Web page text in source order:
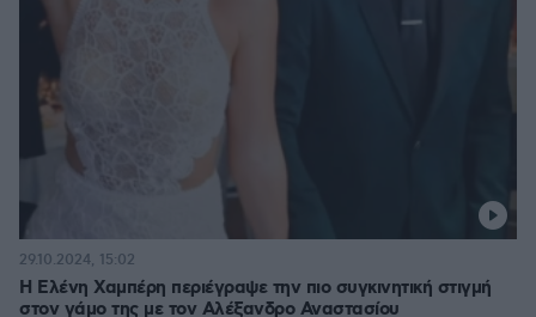
Η Ελένη Χαμπέρη περιέγραψε την πιο συγκινητική στιγμή
στον γάμο της με τον Αλέξανδρο Αναστασίου
29.10.2024, 15:02